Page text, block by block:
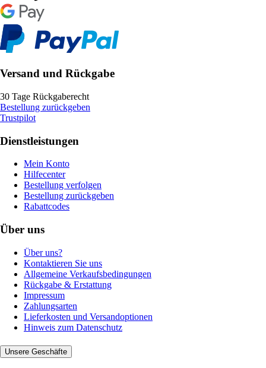
Versand und Rückgabe
30 Tage Rückgaberecht
Bestellung zurückgeben
Trustpilot
Dienstleistungen
Mein Konto
Hilfecenter
Bestellung verfolgen
Bestellung zurückgeben
Rabattcodes
Über uns
Über uns?
Kontaktieren Sie uns
Allgemeine Verkaufsbedingungen
Rückgabe & Erstattung
Impressum
Zahlungsarten
Lieferkosten und Versandoptionen
Hinweis zum Datenschutz
Unsere Geschäfte